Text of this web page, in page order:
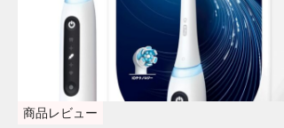
商品レビュー